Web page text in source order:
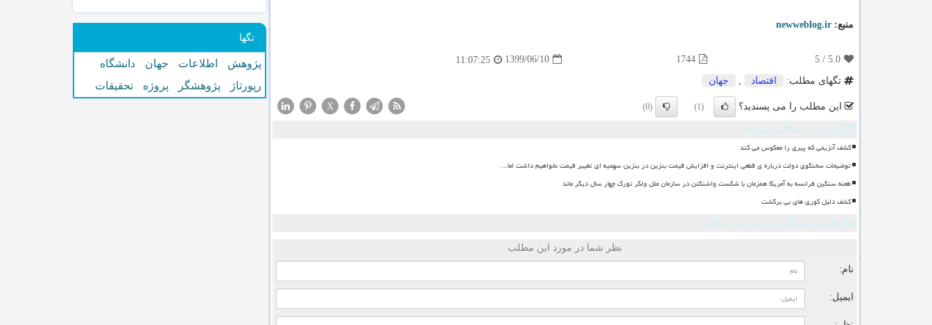
منبع: newweblog.ir
5.0
/
5
1744
1399/06/10
11:07:25
تگهای مطلب:
اقتصاد جهان
این مطلب را می پسندید؟ (1)
(0)
X
تازه ترین مطالب مرتبط
کشف آنزیمی که پیری را معکوس می کند
توضیحات سخنگوی دولت درباره ی قطعی اینترنت و افزایش قیمت بنزین در بنزین سهمیه ای تغییر قیمت نخواهیم داشت اما...
طعنه سنگین فرانسه به آمریکا همزمان با شکست واشنگتن در سازمان ملل ولکر تورک چهار سال دیگر ماند
کشف دلیل کوری های بی برگشت
نظرات بینندگان در مورد این مطلب
نظر شما در مورد این مطلب
نام:
ایمیل:
تگها
پژوهش اطلاعات جهان
دانشگاه
رپورتاژ
پژوهشگر پروژه تحقیقات